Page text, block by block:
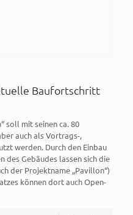
Baufortschritt
soll mit seinen ca. 80
auch als Vortrags-,
werden. Durch den Einbau
des Gebäudes lassen sich die
der Projektname „Pavillon“)
können dort auch Open-